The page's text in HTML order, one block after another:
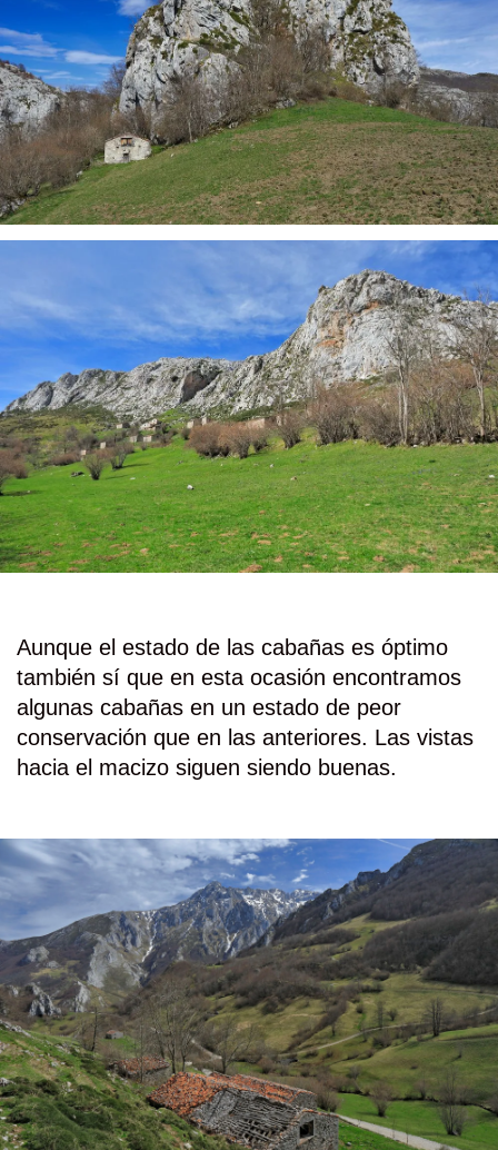
Aunque el estado de las cabañas es óptimo
también sí que en esta ocasión encontramos
algunas cabañas en un estado de peor
conservación que en las anteriores. Las vistas
hacia el macizo siguen siendo buenas.